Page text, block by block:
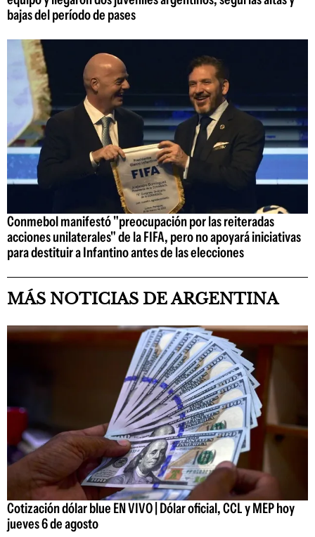
bajas del período de pases
Conmebol manifestó "preocupación por las reiteradas
acciones unilaterales" de la FIFA, pero no apoyará iniciativas
para destituir a Infantino antes de las elecciones
MÁS NOTICIAS DE ARGENTINA
Cotización dólar blue EN VIVO | Dólar oficial, CCL y MEP hoy
jueves 6 de agosto